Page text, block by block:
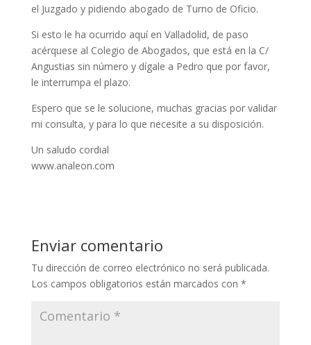
el Juzgado y pidiendo abogado de Turno de Oficio.
Si esto le ha ocurrido aquí en Valladolid, de paso
acérquese al Colegio de Abogados, que está en la C/
Angustias sin número y dígale a Pedro que por favor,
le interrumpa el plazo.
Espero que se le solucione, muchas gracias por validar
mi consulta, y para lo que necesite a su disposición.
Un saludo cordial
www.analeon.com
Enviar comentario
Tu dirección de correo electrónico no será publicada.
Los campos obligatorios están marcados con *